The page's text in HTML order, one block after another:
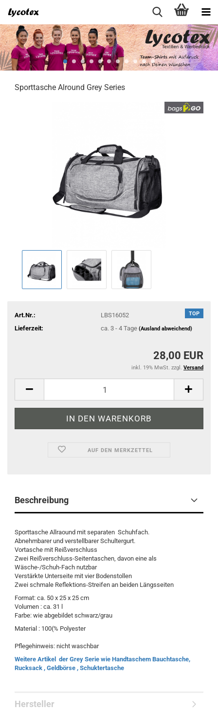
Sporttasche Alround Grey Series
TOP
Art.Nr.:
LBS16052
Lieferzeit:
ca. 3 - 4 Tage (Ausland abweichend)
28,00 EUR
inkl. 19% MwSt. zzgl. Versand
AUF DEN MERKZETTEL
Beschreibung
Sporttasche Allraound mit separaten Schuhfach.
Abnehmbarer und verstellbarer Schultergurt.
Vortasche mit Reißverschluss
Zwei Reißverschluss-Seitentaschen, davon eine als
Wäsche-/Schuh-Fach nutzbar
Verstärkte Unterseite mit vier Bodenstollen
Zwei schmale Reflektions-Streifen an beiden Längsseiten
Format: ca. 50 x 25 x 25 cm
Volumen : ca. 31 l
Farbe: wie abgebildet schwarz/grau
Material : 100(% Polyester
Pflegehinweis: nicht waschbar
Weitere Artikel der Grey Serie wie Handtaschem Bauchtasche,
Rucksack , Geldbörse , Schuktertasche
Hersteller